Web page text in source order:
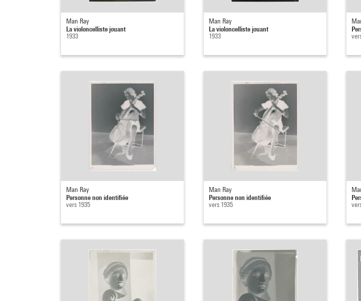
Man Ray
La violoncelliste jouant
1933
Man Ray
La violoncelliste jouant
1933
Man Ray
Personne non identifiée
vers 1935
Man Ray
Personne non identifiée
vers 1935